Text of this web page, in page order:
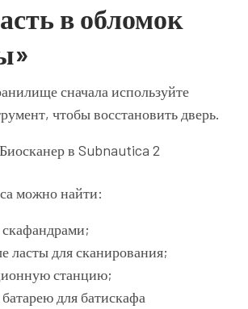
в обломок
сначала используйте
чтобы восстановить дверь.
можно найти:
ласты для сканирования;
станцию;
для батискафа